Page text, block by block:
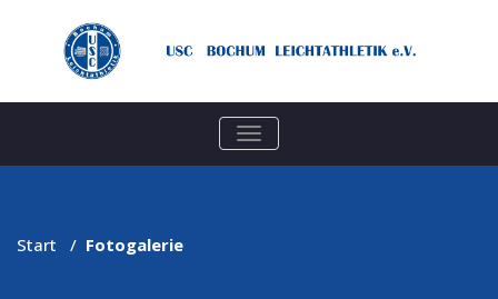
TOGGLE
NAVIGATION
Start / Fotogalerie